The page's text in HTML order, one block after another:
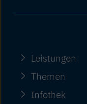
Leistungen
Themen
Infothek